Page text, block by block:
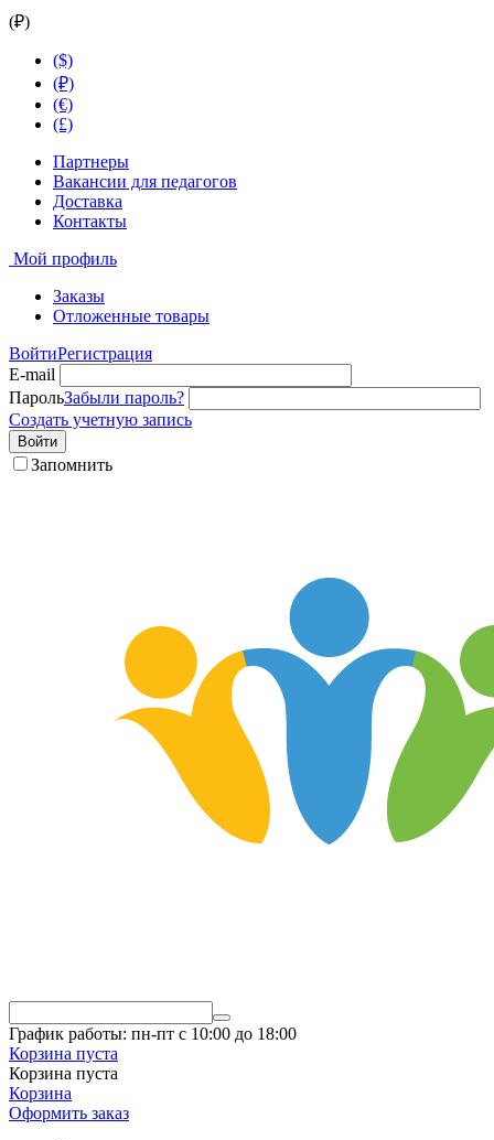
(₽)
($)
(₽)
(€)
(£)
Партнеры
Вакансии для педагогов
Доставка
Контакты
Мой профиль
Заказы
Отложенные товары
ВойтиРегистрация
E-mail
ПарольЗабыли пароль?
Создать учетную запись
Войти
Запомнить
График работы: пн-пт с 10:00 до 18:00
Корзина пуста
Корзина пуста
Корзина
Оформить заказ